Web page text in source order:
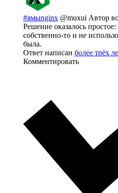
#ямыnginx @muxui Автор
Решение оказалось
собственно-то и не
была.
Ответ написан более трёх
Комментировать